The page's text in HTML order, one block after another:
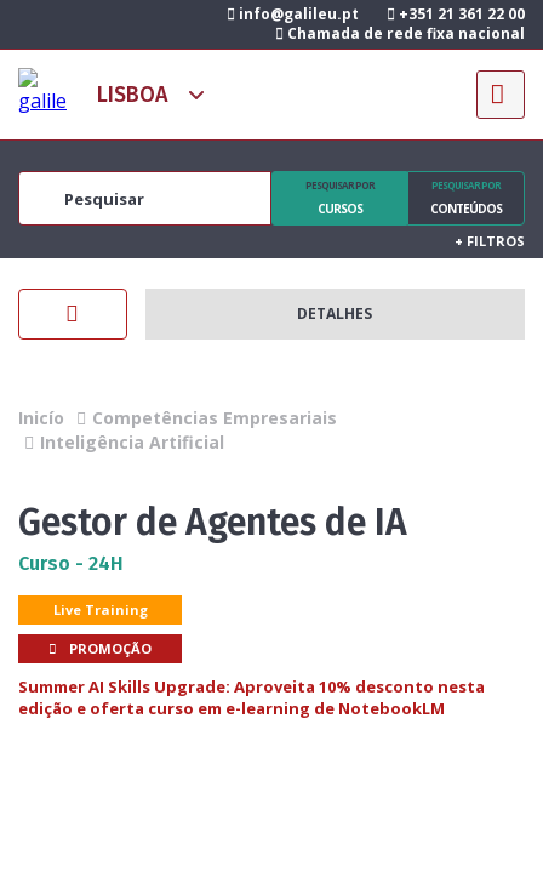
info@galileu.pt
+351 21 361 22 00
Chamada de rede fixa nacional
PESQUISAR POR
CURSOS
PESQUISAR POR
CONTEÚDOS
+ FILTROS
DETALHES
Inicío
Competências Empresariais
Inteligência Artificial
Gestor de Agentes de IA
Curso - 24H
Live Training
PROMOÇÃO
Summer AI Skills Upgrade: Aproveita 10% desconto nesta
edição e oferta curso em e-learning de NotebookLM